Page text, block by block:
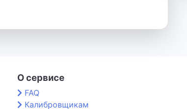
О сервисе
FAQ
Калибровщикам